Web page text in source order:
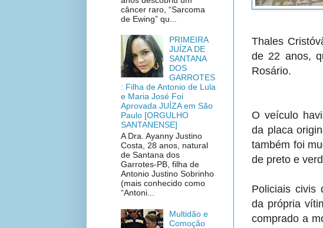
Thales
de 22 anos,
Rosário.
O veículo
da placa
também foi
de preto e
Policiais civis
da própria
comprado a
câncer raro, “Sarcoma
de Ewing” qu...
PRIMEIRA
JUÍZA DE
SANTANA
DOS
GARROTES
: Filha de Antonio de Lula
e Maria José Foi
Aprovada JUÍZA em São
Paulo [ORGULHO
SANTANENSE]
A Dra. Ayanny Justino
Costa, 28 anos, natural
de Santana dos
Garrotes-PB, filha de
Antonio Justino Sobrinho
(mais conhecido como
“Antoni...
Multidão e
Comoção